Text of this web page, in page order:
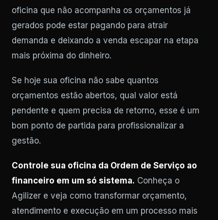
oficina que não acompanha os orçamentos já
gerados pode estar pagando para atrair
demanda e deixando a venda escapar na etapa
mais próxima do dinheiro.
Se hoje sua oficina não sabe quantos
orçamentos estão abertos, qual valor está
pendente e quem precisa de retorno, esse é um
bom ponto de partida para profissionalizar a
gestão.
Controle sua oficina da Ordem de Serviço ao
financeiro em um só sistema. Conheça o
Agilizer e veja como transformar orçamento,
atendimento e execução em um processo mais